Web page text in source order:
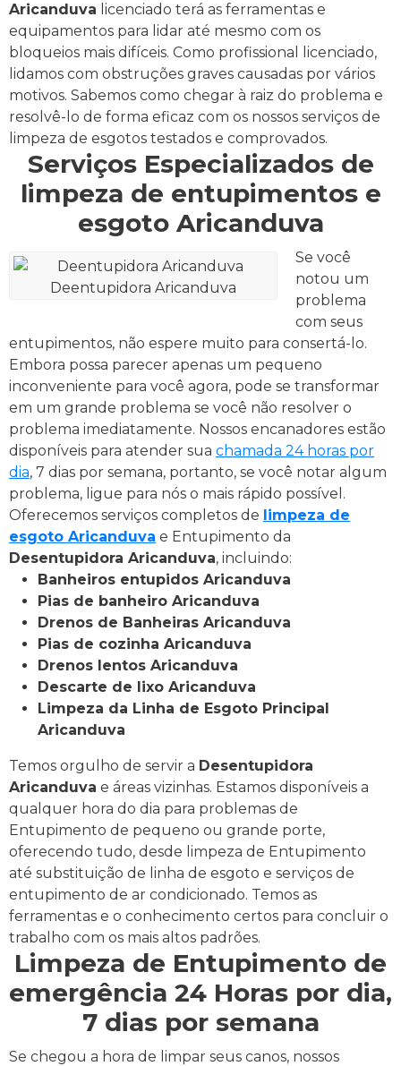
Aricanduva licenciado terá as ferramentas e
equipamentos para lidar até mesmo com os
bloqueios mais difíceis. Como profissional licenciado,
lidamos com obstruções graves causadas por vários
motivos. Sabemos como chegar à raiz do problema e
resolvê-lo de forma eficaz com os nossos serviços de
limpeza de esgotos testados e comprovados.
Serviços Especializados de
limpeza de entupimentos e
esgoto Aricanduva
Deentupidora Aricanduva
Se você
notou um
problema
com seus
entupimentos, não espere muito para consertá-lo.
Embora possa parecer apenas um pequeno
inconveniente para você agora, pode se transformar
em um grande problema se você não resolver o
problema imediatamente. Nossos encanadores estão
disponíveis para atender sua chamada 24 horas por
dia, 7 dias por semana, portanto, se você notar algum
problema, ligue para nós o mais rápido possível.
Oferecemos serviços completos de limpeza de
esgoto Aricanduva e Entupimento da
Desentupidora Aricanduva, incluindo:
Banheiros entupidos Aricanduva
Pias de banheiro Aricanduva
Drenos de Banheiras Aricanduva
Pias de cozinha Aricanduva
Drenos lentos Aricanduva
Descarte de lixo Aricanduva
Limpeza da Linha de Esgoto Principal
Aricanduva
Temos orgulho de servir a Desentupidora
Aricanduva e áreas vizinhas. Estamos disponíveis a
qualquer hora do dia para problemas de
Entupimento de pequeno ou grande porte,
oferecendo tudo, desde limpeza de Entupimento
até substituição de linha de esgoto e serviços de
entupimento de ar condicionado. Temos as
ferramentas e o conhecimento certos para concluir o
trabalho com os mais altos padrões.
Limpeza de Entupimento de
emergência 24 Horas por dia,
7 dias por semana
Se chegou a hora de limpar seus canos, nossos